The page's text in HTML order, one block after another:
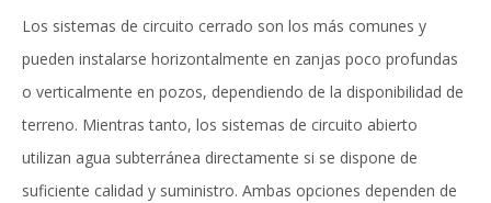
Los sistemas de circuito cerrado son los más comunes y
pueden instalarse horizontalmente en zanjas poco profundas
o verticalmente en pozos, dependiendo de la disponibilidad de
terreno. Mientras tanto, los sistemas de circuito abierto
utilizan agua subterránea directamente si se dispone de
suficiente calidad y suministro. Ambas opciones dependen de